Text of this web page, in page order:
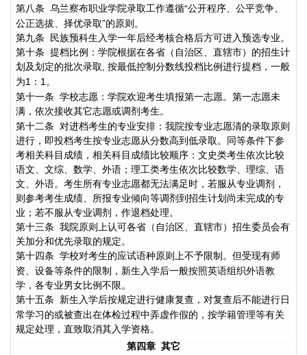
第八条 乌兰察布职业学院录取工作遵循“公开程序、公平竞争、
公正选拔、择优录取”的原则。
第九条 民族预科生入学一年后经考核合格后方可进入预选专业。
第十条 提档比例：学院根据在各省（自治区、直辖市）的招生计
划及划定的批次录取 按最低控制分数线投档比例进行提档，一般
为1 ： 1 。
第十一条 学校志愿：学院欢迎考生填报第一志愿。第一志愿未
满，依次接收其它志愿或调剂考生。
第十二条 对进档考生的专业安排：我院按专业志愿清的录取原则
进行，即投档考生按专业志愿从分数高到低录取。同等条件下参
考相关科目成绩，相关科目成绩比较顺序：文史类考生依次比较
语文、文综、数学、外语；理工类考生依次比较数学、理综、语
文、外语。考生所有专业志愿都无法满足时，若服从专业调剂，
则参考考生成绩、所报专业倾向等调剂到招生计划尚未完成的专
业；若不服从专业调剂，作退档处理。
第十三条 我院原则上认可各省（自治区、直辖市）招生委员会有
关加分和优先录取的规定。
第十四条 学校对考生的应试语种原则上不予限制。但受现有师
资、设备等条件的限制，新生入学后一般按照英语组织外语教
学，各专业男女比例不限。
第十五条 新生入学后按规定进行健康复查，对复查后不能进行日
常学习的或被查出在体检过程中弄虚作假的，按学籍管理等有关
规定处理，直致取消其入学资格。
第四章 其它